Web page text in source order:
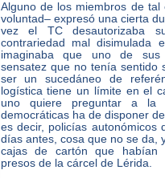
Alguno de los miembros de
voluntad– expresó una cierta
vez el TC desautorizaba
contrariedad mal disimulada
imaginaba que uno de sus
sensatez que no tenía sentido
ser un sucedáneo de
logística tiene un límite en el
uno quiere preguntar a la
democráticas ha de disponer
es decir, policías autonómicos
días antes, cosa que no se da,
cajas de cartón que habían
presos de la cárcel de Lérida.